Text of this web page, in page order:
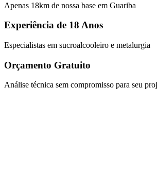
Apenas 18km de nossa base em Guariba
Experiência de 18 Anos
Especialistas em sucroalcooleiro e metalurgia
Orçamento Gratuito
Análise técnica sem compromisso para seu